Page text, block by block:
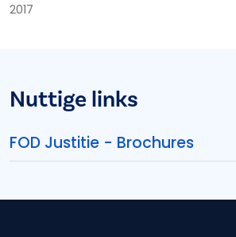
2017
Nuttige links
FOD Justitie - Brochures